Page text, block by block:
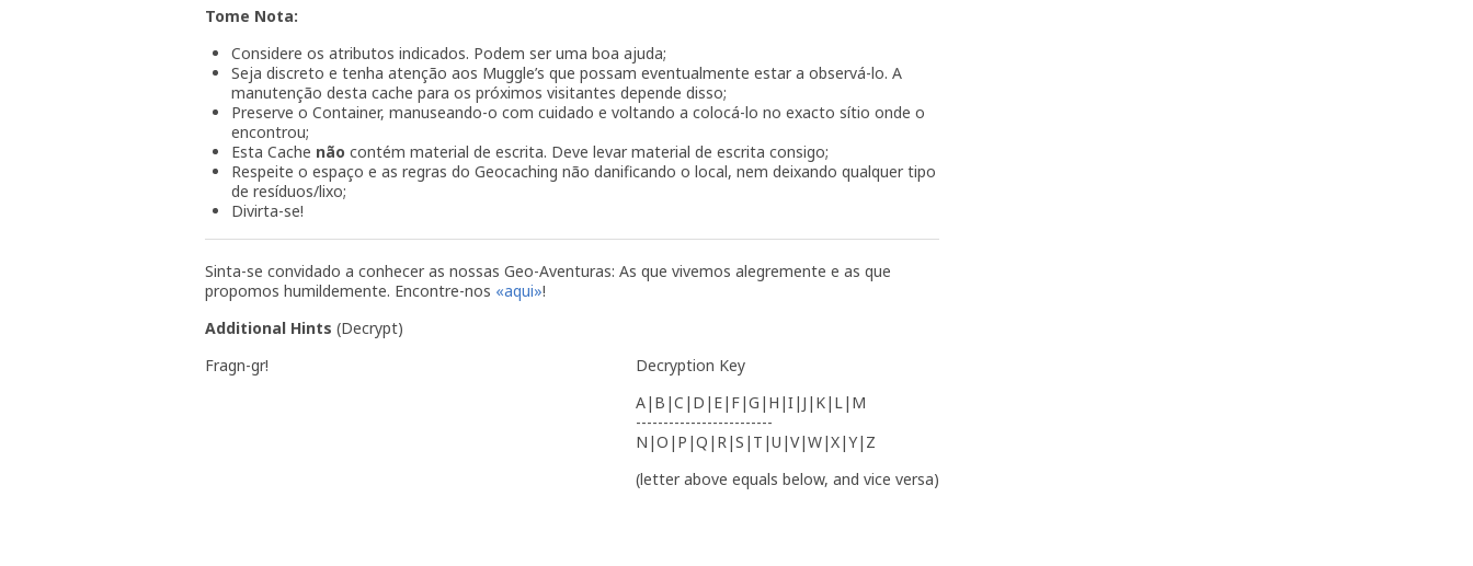
Tome Nota:
Considere os atributos indicados. Podem ser uma boa ajuda;
Seja discreto e tenha atenção aos Muggle’s que possam eventualmente estar a observá-lo. A
manutenção desta cache para os próximos visitantes depende disso;
Preserve o Container, manuseando-o com cuidado e voltando a colocá-lo no exacto sítio onde o
encontrou;
Esta Cache não contém material de escrita. Deve levar material de escrita consigo;
Respeite o espaço e as regras do Geocaching não danificando o local, nem deixando qualquer tipo
de resíduos/lixo;
Divirta-se!
Sinta-se convidado a conhecer as nossas Geo-Aventuras: As que vivemos alegremente e as que
propomos humildemente. Encontre-nos «aqui»!
Additional Hints (Decrypt)
Fragn-gr!
Decryption Key
A|B|C|D|E|F|G|H|I|J|K|L|M
-------------------------
N|O|P|Q|R|S|T|U|V|W|X|Y|Z
(letter above equals below, and vice versa)